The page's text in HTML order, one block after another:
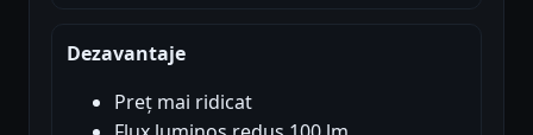
Dezavantaje
Preț mai ridicat